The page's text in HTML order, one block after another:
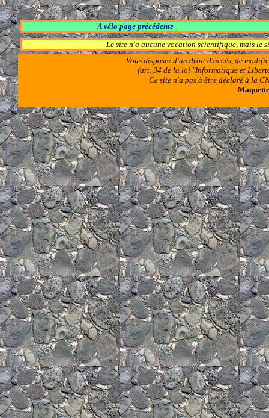
A vélo page précédente
Le site n'a aucune vocation scientifique, mais le
Vous disposez d'un droit d'accès, de
(art. 34 de la loi "Informatique et
Ce site n'a pas à être déclaré à la